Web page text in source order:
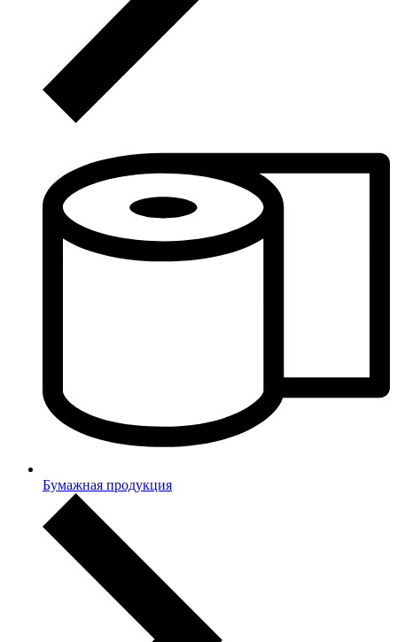
Бумажная продукция